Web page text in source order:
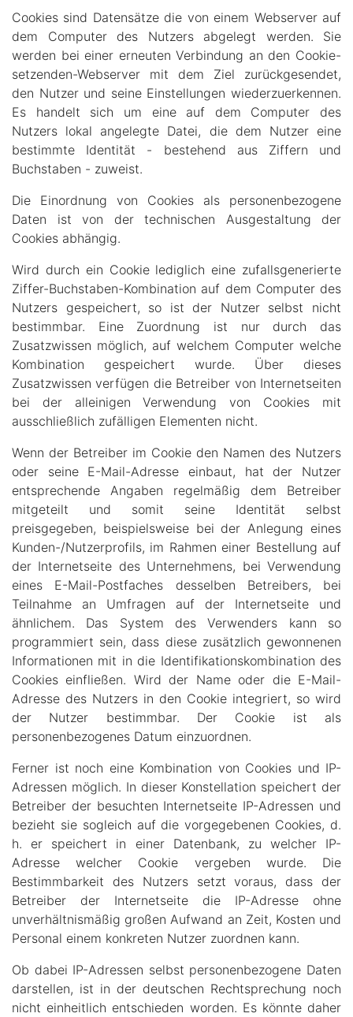
Cookies sind Datensätze die von einem Webserver auf
dem Computer des Nutzers abgelegt werden. Sie
werden bei einer erneuten Verbindung an den Cookie-
setzenden-Webserver mit dem Ziel zurückgesendet,
den Nutzer und seine Einstellungen wiederzuerkennen.
Es handelt sich um eine auf dem Computer des
Nutzers lokal angelegte Datei, die dem Nutzer eine
bestimmte Identität - bestehend aus Ziffern und
Buchstaben - zuweist.
Die Einordnung von Cookies als personenbezogene
Daten ist von der technischen Ausgestaltung der
Cookies abhängig.
Wird durch ein Cookie lediglich eine zufallsgenerierte
Ziffer-Buchstaben-Kombination auf dem Computer des
Nutzers gespeichert, so ist der Nutzer selbst nicht
bestimmbar. Eine Zuordnung ist nur durch das
Zusatzwissen möglich, auf welchem Computer welche
Kombination gespeichert wurde. Über dieses
Zusatzwissen verfügen die Betreiber von Internetseiten
bei der alleinigen Verwendung von Cookies mit
ausschließlich zufälligen Elementen nicht.
Wenn der Betreiber im Cookie den Namen des Nutzers
oder seine E-Mail-Adresse einbaut, hat der Nutzer
entsprechende Angaben regelmäßig dem Betreiber
mitgeteilt und somit seine Identität selbst
preisgegeben, beispielsweise bei der Anlegung eines
Kunden-/Nutzerprofils, im Rahmen einer Bestellung auf
der Internetseite des Unternehmens, bei Verwendung
eines E-Mail-Postfaches desselben Betreibers, bei
Teilnahme an Umfragen auf der Internetseite und
ähnlichem. Das System des Verwenders kann so
programmiert sein, dass diese zusätzlich gewonnenen
Informationen mit in die Identifikationskombination des
Cookies einfließen. Wird der Name oder die E-Mail-
Adresse des Nutzers in den Cookie integriert, so wird
der Nutzer bestimmbar. Der Cookie ist als
personenbezogenes Datum einzuordnen.
Ferner ist noch eine Kombination von Cookies und IP-
Adressen möglich. In dieser Konstellation speichert der
Betreiber der besuchten Internetseite IP-Adressen und
bezieht sie sogleich auf die vorgegebenen Cookies, d.
h. er speichert in einer Datenbank, zu welcher IP-
Adresse welcher Cookie vergeben wurde. Die
Bestimmbarkeit des Nutzers setzt voraus, dass der
Betreiber der Internetseite die IP-Adresse ohne
unverhältnismäßig großen Aufwand an Zeit, Kosten und
Personal einem konkreten Nutzer zuordnen kann.
Ob dabei IP-Adressen selbst personenbezogene Daten
darstellen, ist in der deutschen Rechtsprechung noch
nicht einheitlich entschieden worden. Es könnte daher